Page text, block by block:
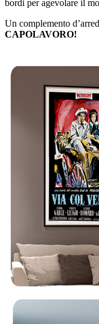
bordi per agevolare il
Un complemento
CAPOLAVORO!